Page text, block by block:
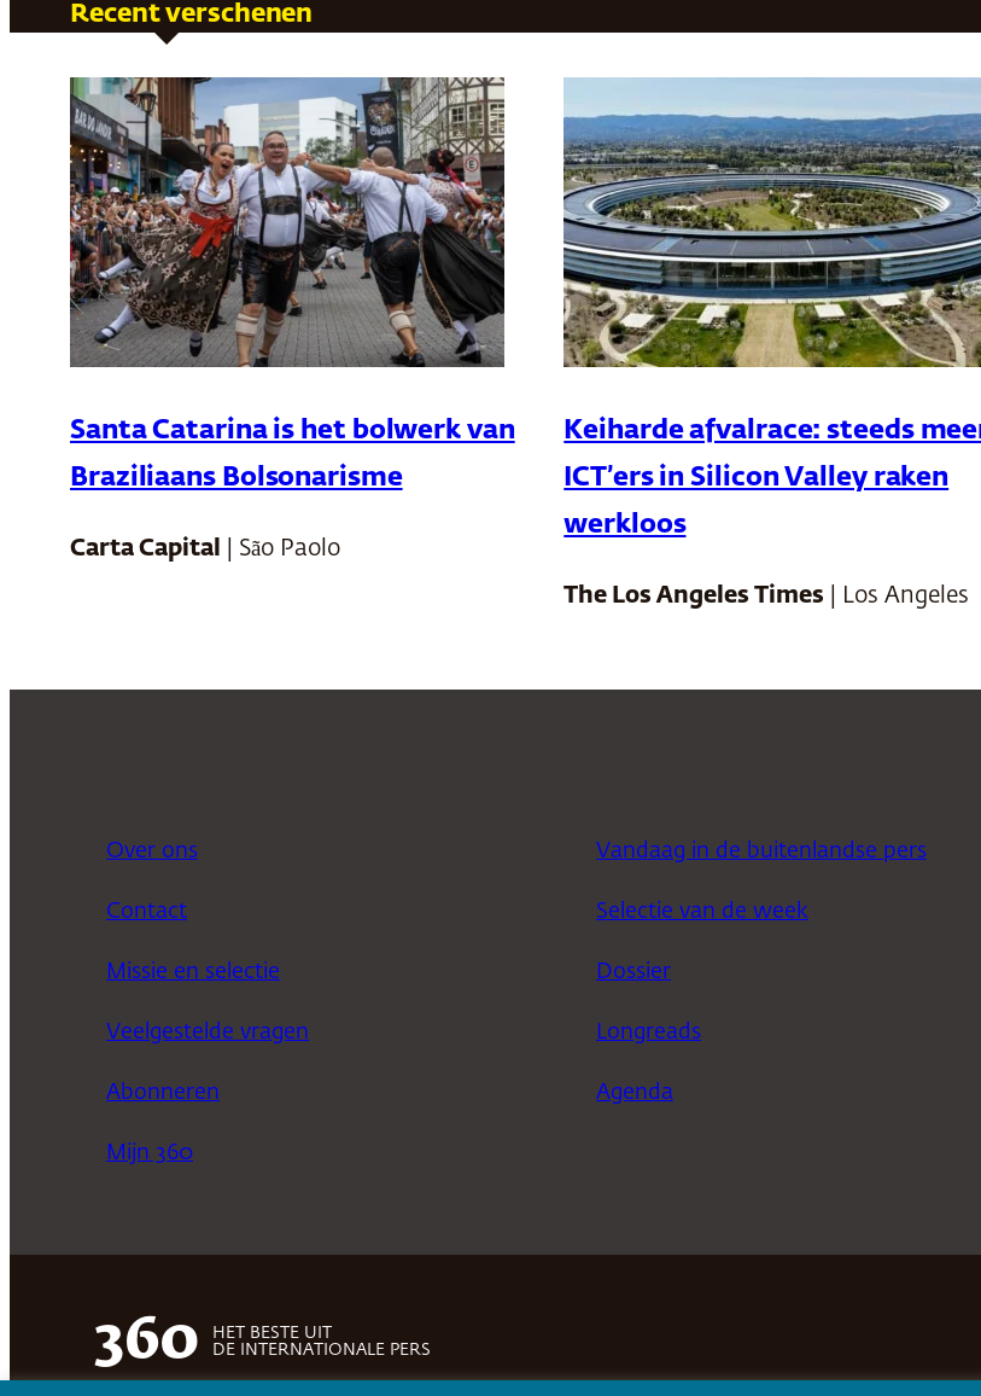
Recent verschenen
Santa Catarina is het bolwerk van
Braziliaans Bolsonarisme
Carta Capital | São Paolo
Keiharde afvalrace: steeds
ICT’ers in Silicon Valley raken
werkloos
The Los Angeles Times | Los Angeles
Over ons
Contact
Missie en selectie
Veelgestelde vragen
Abonneren
Mijn 360
Vandaag in de buitenlandse pers
Selectie van de week
Dossier
Longreads
Agenda
360
HET BESTE UIT
DE INTERNATIONALE PERS